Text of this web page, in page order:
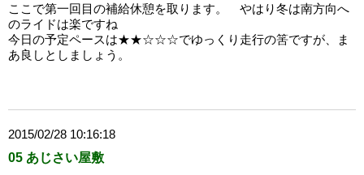
ここで第一回目の補給休憩を取ります。 やはり冬は南方向へ
のライドは楽ですね
今日の予定ペースは★★☆☆☆でゆっくり走行の筈ですが、ま
あ良しとしましょう。
2015/02/28 10:16:18
05 あじさい屋敷